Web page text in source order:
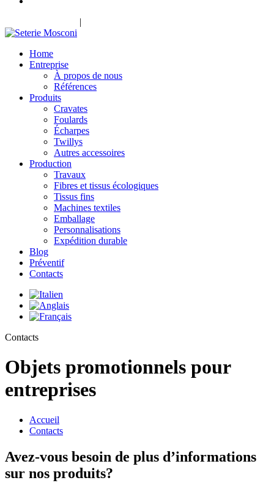
|
Home
Entreprise
À propos de nous
Références
Produits
Cravates
Foulards
Écharpes
Twillys
Autres accessoires
Production
Travaux
Fibres et tissus écologiques
Tissus fins
Machines textiles
Emballage
Personnalisations
Expédition durable
Blog
Préventif
Contacts
Contacts
Objets promotionnels pour
entreprises
Accueil
Contacts
Avez-vous besoin de plus d’informations
sur nos produits?